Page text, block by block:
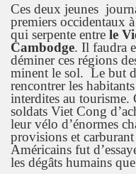
Ces deux jeunes
premiers occidentaux
qui serpente entre le
Cambodge. Il faudra
déminer ces régions
minent le sol. Le but
rencontrer les
interdites au tourisme.
soldats Viet Cong
leur vélo d’énormes
provisions et
Américains fut
les dégâts humains